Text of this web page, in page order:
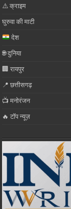
⚠️ क्राइम
घुरुवा की माटी
देश
🌐 दुनिया
🏢 रायपुर
📍 छत्तीसगढ़
📺 मनोरंजन
🔥 टॉप न्यूज़